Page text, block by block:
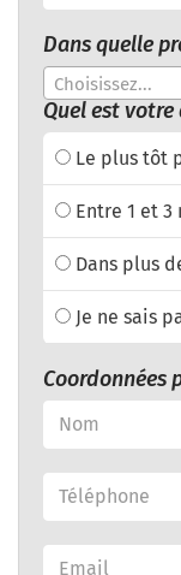
Dans quelle
Choisissez...
Quel est
Le plus tôt
Entre 1 et 3
Dans plus
Je ne sais
Coordonnées